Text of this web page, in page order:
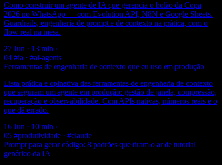
Como construir um agente de IA que gerencia o bolão da Copa
2026 no WhatsApp — com Evolution API, N8N e Google Sheets.
Guardrails, engenharia de prompt e de contexto na prática, com o
flow real na mesa.
27 Jun · 13 min ›
04 #ia · #ai-agents
Ferramentas de engenharia de contexto que eu uso em produção
Lista prática e opinativa das ferramentas de engenharia de contexto
que seguram um agente em produção: gestão de janela, compressão,
recuperação e observabilidade. Com APIs nativas, números reais e o
que dá errado.
16 Jun · 10 min ›
05 #produtividade · #claude
Prompt para gerar código: 8 padrões que tiram o ar de tutorial
genérico da IA